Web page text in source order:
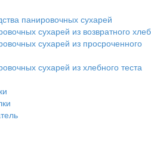
панировочных сухарей
сухарей из возвратного
сухарей из просроченного
сухарей из хлебного теста